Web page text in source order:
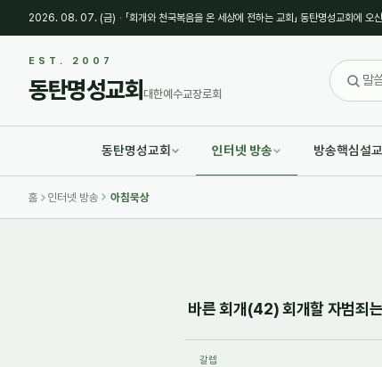
2026. 08. 07. (금) · 「회개와 천국복음을 온 세상에 전하는 교회」 동탄명성교회에 오
EST. 2007
동탄명성교회 대한예수교장로회
동탄명성교회 인터넷 방송 방송핵심설교
홈 인터넷 방송 아침묵상
바른 회개(42) 회개할 자범
갈렙
Sketchbook5, 스케치북5
Sketchbook5, 스케치북5
Sketchbook5, 스케치북5
Sketchbook5, 스케치북5